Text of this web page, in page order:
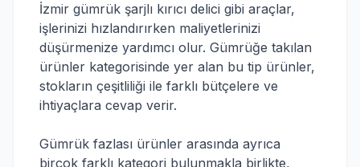
İzmir gümrük şarjlı kırıcı delici gibi araçlar,
işlerinizi hızlandırırken maliyetlerinizi
düşürmenize yardımcı olur. Gümrüğe takılan
ürünler kategorisinde yer alan bu tip ürünler,
stokların çeşitliliği ile farklı bütçelere ve
ihtiyaçlara cevap verir.
Gümrük fazlası ürünler arasında ayrıca
birçok farklı kategori bulunmakla birlikte,